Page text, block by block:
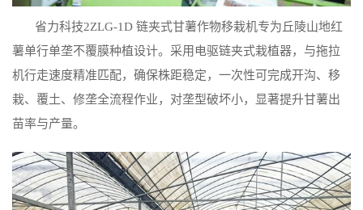
省力科技2ZLG-1D 链夹式甘薯作物移栽机专为丘陵山地红
薯单行单垄不覆膜种植设计。采用电驱链夹式栽植器，与拖拉
机行走速度精准匹配，确保株距稳定，一次性可完成开沟、移
栽、覆土、修垄全流程作业，对垄型破坏小，显著提升甘薯出
苗率与产量。